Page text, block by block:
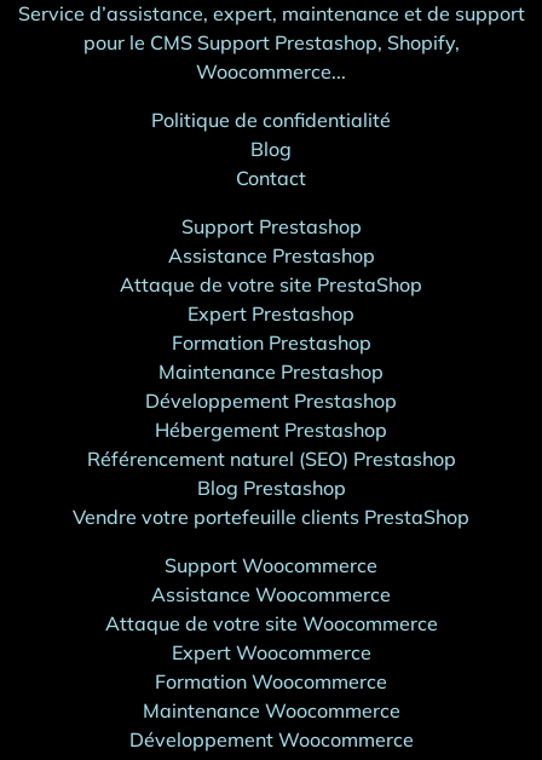
Service d’assistance, expert, maintenance et de support
pour le CMS Support Prestashop, Shopify,
Woocommerce...
Politique de confidentialité
Blog
Contact
Support Prestashop
Assistance Prestashop
Attaque de votre site PrestaShop
Expert Prestashop
Formation Prestashop
Maintenance Prestashop
Développement Prestashop
Hébergement Prestashop
Référencement naturel (SEO) Prestashop
Blog Prestashop
Vendre votre portefeuille clients PrestaShop
Support Woocommerce
Assistance Woocommerce
Attaque de votre site Woocommerce
Expert Woocommerce
Formation Woocommerce
Maintenance Woocommerce
Développement Woocommerce